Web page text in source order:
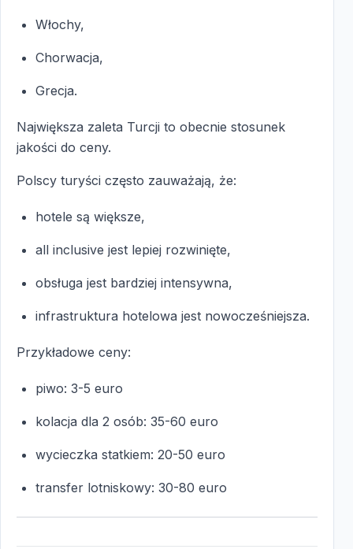
Włochy,
Chorwacja,
Grecja.
Największa zaleta Turcji to obecnie stosunek
jakości do ceny.
Polscy turyści często zauważają, że:
hotele są większe,
all inclusive jest lepiej rozwinięte,
obsługa jest bardziej intensywna,
infrastruktura hotelowa jest nowocześniejsza.
Przykładowe ceny:
piwo: 3-5 euro
kolacja dla 2 osób: 35-60 euro
wycieczka statkiem: 20-50 euro
transfer lotniskowy: 30-80 euro